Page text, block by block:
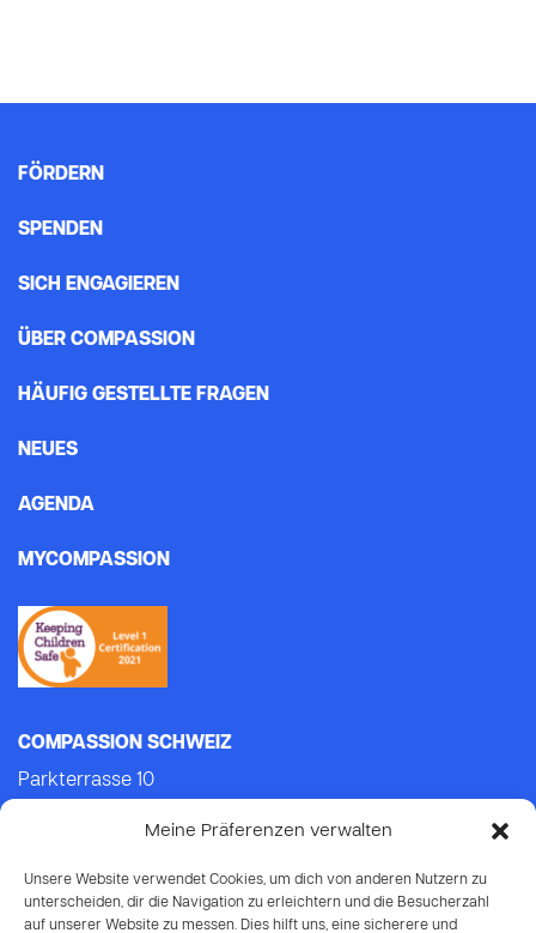
Meine Präferenzen verwalten
Unsere Website verwendet Cookies, um dich von anderen Nutzern zu
unterscheiden, dir die Navigation zu erleichtern und die Besucherzahl
auf unserer Website zu messen. Dies hilft uns, eine sicherere und
FÖRDERN
SPENDEN
SICH ENGAGIEREN
ÜBER COMPASSION
HÄUFIG GESTELLTE FRAGEN
NEUES
AGENDA
MYCOMPASSION
COMPASSION SCHWEIZ
Parkterrasse 10
Tel.: +41 (0)31 552 21 21 (Mo-Do: 9.00-14.00)
E-mail:info@compassion.ch
IBAN CH93 8080 8007 6814 3434 7